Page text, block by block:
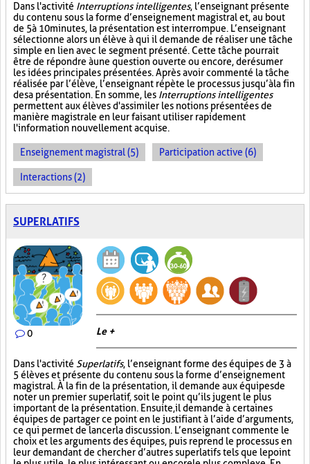
Dans l'activité Interruptions intelligentes, l’enseignant présente
du contenu sous la forme d’enseignement magistral et, au bout
de 5 à 10 minutes, la présentation est interrompue. L’enseignant
sélectionne alors un élève à qui il demande de réaliser une tâche
simple en lien avec le segment présenté. Cette tâche pourrait
être de répondre à une question ouverte ou encore, de résumer
les idées principales présentées. Après avoir commenté la tâche
réalisée par l’élève, l’enseignant répète le processus jusqu’à la fin
de sa présentation. En somme, les Interruptions intelligentes
permettent aux élèves d'assimiler les notions présentées de
manière magistrale en leur faisant utiliser rapidement
l'information nouvellement acquise.
Enseignement magistral (5) Participation active (6)
Interactions (2)
SUPERLATIFS
0 Le +
Dans l'activité Superlatifs, l’enseignant forme des équipes de 3 à
5 élèves et présente du contenu sous la forme d’enseignement
magistral. À la fin de la présentation, il demande aux équipes de
noter un premier superlatif, soit le point qu’ils jugent le plus
important de la présentation. Ensuite, il demande à certaines
équipes de partager ce point en le justifiant à l’aide d’arguments,
ce qui permet de lancer la discussion. L’enseignant commente le
choix et les arguments des équipes, puis reprend le processus en
leur demandant de chercher d’autres superlatifs tels que le point